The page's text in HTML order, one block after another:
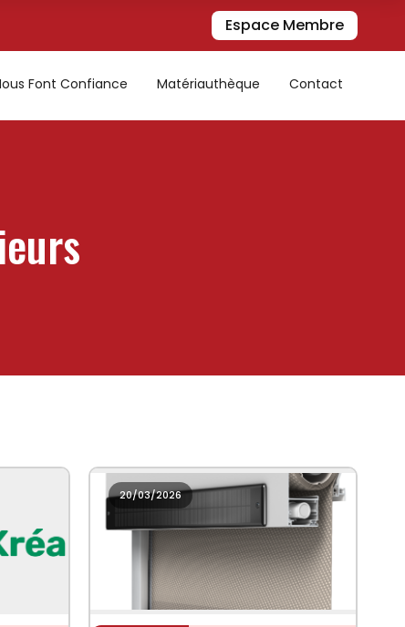
Espace Membre
Font Confiance Matériauthèque Contact
20/03/2026